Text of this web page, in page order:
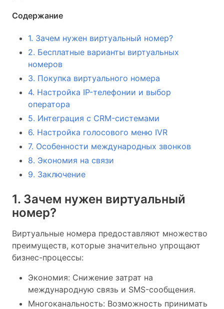
Содержание
1. Зачем нужен виртуальный номер?
2. Бесплатные варианты виртуальных
номеров
3. Покупка виртуального номера
4. Настройка IP-телефонии и выбор
оператора
5. Интеграция с CRM-системами
6. Настройка голосового меню IVR
7. Особенности международных звонков
8. Экономия на связи
9. Заключение
1. Зачем нужен виртуальный
номер?
Виртуальные номера предоставляют множество
преимуществ, которые значительно упрощают
бизнес-процессы:
Экономия: Снижение затрат на
международную связь и SMS-сообщения.
Многоканальность: Возможность принимать